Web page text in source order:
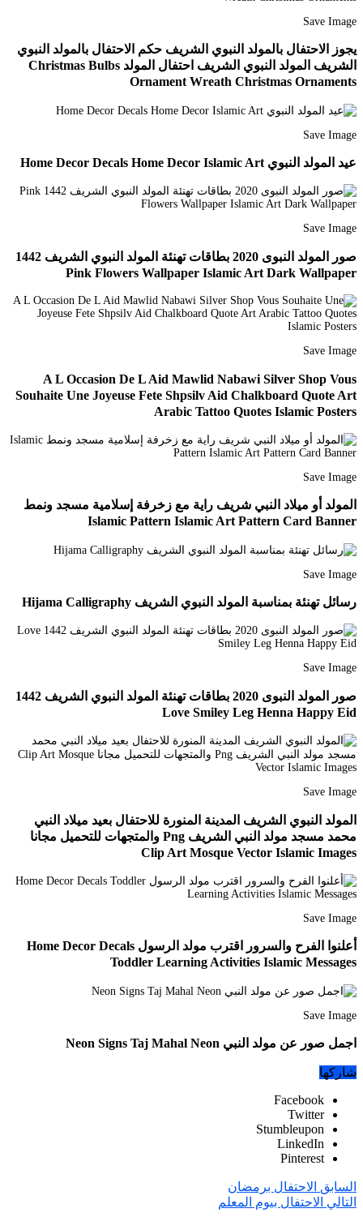
Save Image
يجوز الاحتفال بالمولد النبوي الشريف حكم الاحتفال بالمولد النبوي
الشريف المولد النبوي الشريف احتفال المولد Christmas Bulbs
Ornament Wreath Christmas Ornaments
Save Image
عيد المولد النبوي Home Decor Decals Home Decor Islamic Art
Save Image
صور المولد النبوى 2020 بطاقات تهنئة المولد النبوي الشريف 1442
Pink Flowers Wallpaper Islamic Art Dark Wallpaper
Save Image
A L Occasion De L Aid Mawlid Nabawi Silver Shop Vous
Souhaite Une Joyeuse Fete Shpsilv Aid Chalkboard Quote Art
Arabic Tattoo Quotes Islamic Posters
Save Image
المولد أو ميلاد النبي شريف راية مع زخرفة إسلامية مسجد ونمط
Islamic Pattern Islamic Art Pattern Card Banner
Save Image
رسائل تهنئة بمناسبة المولد النبوي الشريف Hijama Calligraphy
Save Image
صور المولد النبوى 2020 بطاقات تهنئة المولد النبوي الشريف 1442
Love Smiley Leg Henna Happy Eid
Save Image
المولد النبوي الشريف المدينة المنورة للاحتفال بعيد ميلاد النبي
محمد مسجد مولد النبي الشريف Png والمتجهات للتحميل مجانا
Clip Art Mosque Vector Islamic Images
Save Image
أعلنوا الفرح والسرور اقترب مولد الرسول Home Decor Decals
Toddler Learning Activities Islamic Messages
Save Image
اجمل صور عن مولد النبي Neon Signs Taj Mahal Neon
شاركها
Facebook
Twitter
Stumbleupon
LinkedIn
Pinterest
السابق الاحتفال برمضان
التالي الاحتفال بيوم المعلم